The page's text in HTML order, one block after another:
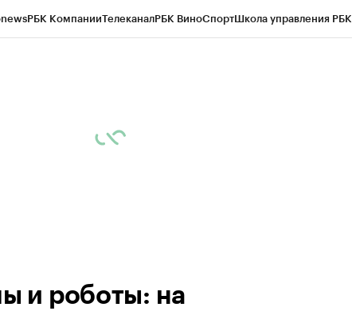
РБК КомпанииТелеканалРБК ВиноСпортШкола управления РБК
и роботы: на